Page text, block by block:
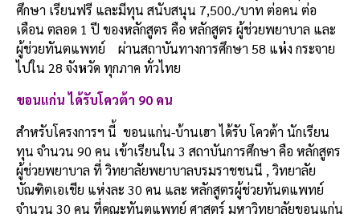
ศึกษา เรียนฟรี และมีทุน สนับสนุน 7,500./บาท ต่อคน ต่อ
เดือน ตลอด 1 ปี ของหลักสูตร คือ หลักสูตร ผู้ช่วยพยาบาล และ
ผู้ช่วยทันตแพทย์ ผ่านสถาบันทางการศึกษา 58 แห่ง กระจาย
ไปใน 28 จังหวัด ทุกภาค ทั่วไทย
ขอนแก่น ได้รับโควต้า 90 คน
สำหรับโครงการฯ นี้ ขอนแก่น-บ้านเฮา ได้รับ โควต้า นักเรียน
ทุน จำนวน 90 คน เข้าเรียนใน 3 สถาบันการศึกษา คือ หลักสูตร
ผู้ช่วยพยาบาล ที่ วิทยาลัยพยาบาลบรมราชชนนี , วิทยาลัย
บัณฑิตเอเชีย แห่งละ 30 คน และ หลักสูตรผู้ช่วยทันตแพทย์
จำนวน 30 คน ที่คณะทันตแพทย์ ศาสตร์ มหาวิทยาลัยขอนแก่น